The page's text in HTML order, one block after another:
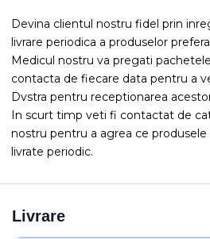
Devina clientul nostru fidel prin
livrare periodica a produselor
Medicul nostru va pregati
contacta de fiecare data pentru a
Dvstra pentru receptionarea
In scurt timp veti fi contactat de
nostru pentru a agrea ce produsele
livrate periodic.
Livrare